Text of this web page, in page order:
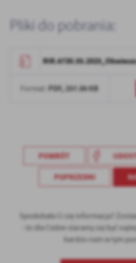
Pliki do pobrania:
Format: PDF, 257.86 KB
POWRÓT
POPRZEDNI
Spodobała Ci się informacja?
- to dla Ciebie staramy się być
bardzo nam w tym